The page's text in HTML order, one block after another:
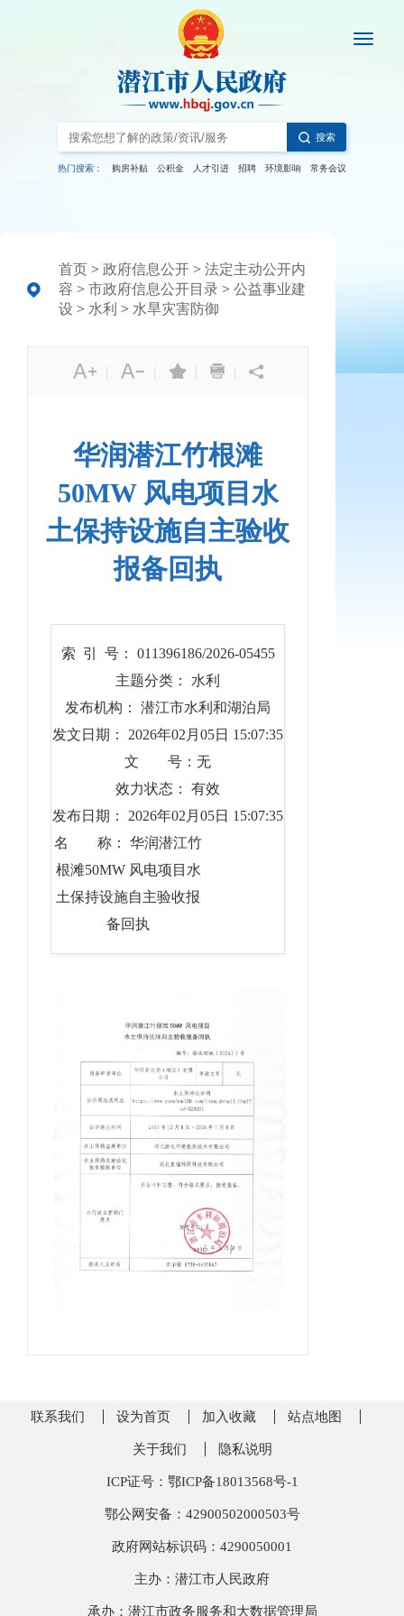
搜索
热门搜索： 购房补贴 公积金 人才引进 招聘 环境影响 常务会议
首页 > 政府信息公开 > 法定主动公开内
容 > 市政府信息公开目录 > 公益事业建
设 > 水利 > 水旱灾害防御
| | | |
华润潜江竹根滩
50MW 风电项目水
土保持设施自主验收
报备回执
索 引 号： 011396186/2026-05455
主题分类： 水利
发布机构： 潜江市水利和湖泊局
发文日期： 2026年02月05日 15:07:35
文 号：无
效力状态： 有效
发布日期： 2026年02月05日 15:07:35
名 称： 华润潜江竹
根滩50MW 风电项目水
土保持设施自主验收报
备回执
联系我们 设为首页 加入收藏 站点地图
关于我们 隐私说明
ICP证号：鄂ICP备18013568号-1
鄂公网安备：42900502000503号
政府网站标识码：4290050001
主办：潜江市人民政府
承办：潜江市政务服务和大数据管理局